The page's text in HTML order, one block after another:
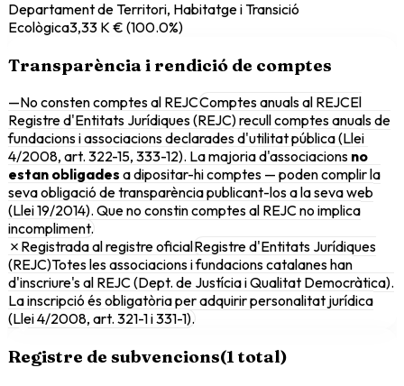
Departament de Territori, Habitatge i Transició
Ecològica3,33 K € (100.0%)
Transparència i rendició de comptes
—No consten comptes al REJCComptes anuals al REJCEl
Registre d'Entitats Jurídiques (REJC) recull comptes anuals de
fundacions i associacions declarades d'utilitat pública (Llei
4/2008, art. 322-15, 333-12). La majoria d'associacions no
estan obligades a dipositar-hi comptes — poden complir la
seva obligació de transparència publicant-los a la seva web
(Llei 19/2014). Que no constin comptes al REJC no implica
incompliment.
✗ Registrada al registre oficialRegistre d'Entitats Jurídiques
(REJC)Totes les associacions i fundacions catalanes han
d'inscriure's al REJC (Dept. de Justícia i Qualitat Democràtica).
La inscripció és obligatòria per adquirir personalitat jurídica
(Llei 4/2008, art. 321-1 i 331-1).
Registre de subvencions(1 total)